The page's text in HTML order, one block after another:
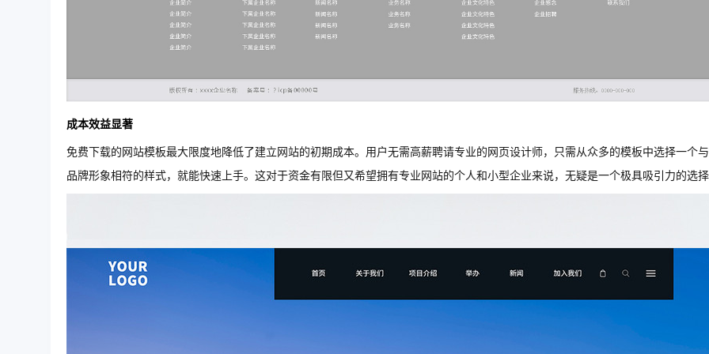
成本效益显著
免费下载的网站模板最大限度地降低了建立网站的初期成本。用户无需高薪聘请专业的网页设计师，只需从众多的模板中选择一个
品牌形象相符的样式，就能快速上手。这对于资金有限但又希望拥有专业网站的个人和小型企业来说，无疑是一个极具吸引力的选